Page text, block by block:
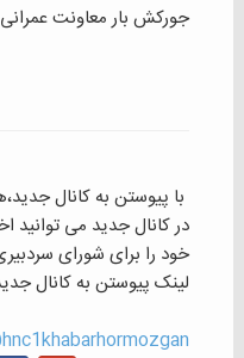
جورکش بار معاونت
با پیوستن به کانال
در کانال جدید می توانید
خود را برای شورای
لینک پیوستن به کانال
hnc1khabarhormozgan@